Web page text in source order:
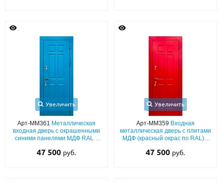
Увеличить
Арт-ММ361 Металлическая
входная дверь с окрашенными
синими панелями МДФ RAL с
47 500 руб.
Увеличить
Арт-ММ359 Входная
металлическая дверь с плитами
МДФ (красный окрас по RAL) с
47 500 руб.